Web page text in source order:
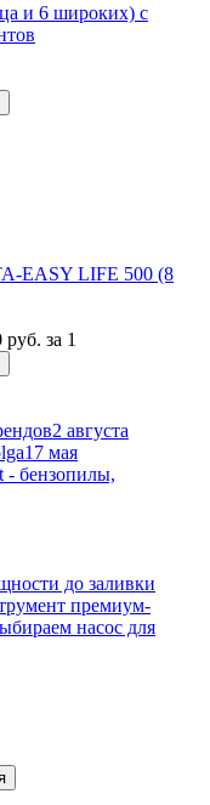
и 6 широких) с
EASY LIFE 500 (8
руб. за 1
2 августа
17 мая
- бензопилы,
до заливки
премиум-
насос для